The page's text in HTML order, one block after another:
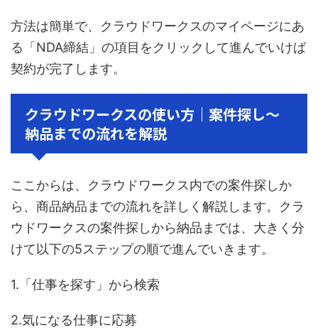
方法は簡単で、クラウドワークスのマイページにあ
る「NDA締結」の項目をクリックして進んでいけば
契約が完了します。
クラウドワークスの使い方｜案件探し〜
納品までの流れを解説
ここからは、クラウドワークス内での案件探しか
ら、商品納品までの流れを詳しく解説します。クラ
ウドワークスの案件探しから納品までは、大きく分
けて以下の5ステップの順で進んでいきます。
1.「仕事を探す」から検索
2.気になる仕事に応募